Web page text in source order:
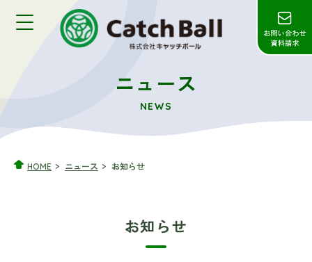
ニュース
NEWS
HOME ニュース お知らせ
お知らせ